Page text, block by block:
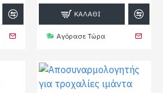
ΚΑΛΆΘΙ
Αγόρασε Τώρα